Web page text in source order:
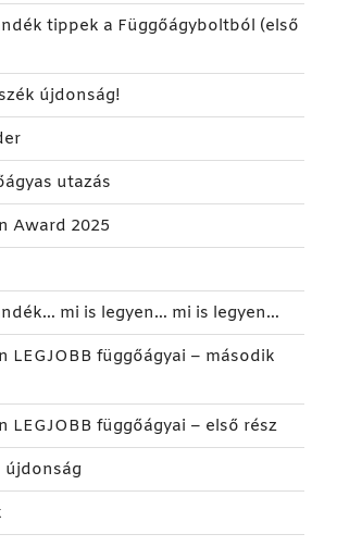
tippek a Függőágyboltból (első
újdonság!
utazás
Award 2025
mi is legyen… mi is legyen…
LEGJOBB függőágyai – második
LEGJOBB függőágyai – első rész
újdonság